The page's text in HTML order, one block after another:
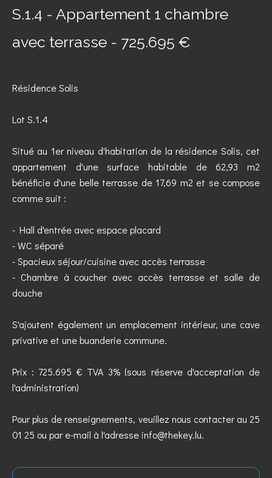
S.1.4 - Appartement 1 chambre
avec terrasse - 725.695 €
Résidence Solis
Lot S.1.4
Situé au 1er niveau d'habitation de la résidence Solis, cet
appartement d'une surface habitable de 62,93 m2
bénéficie d'une belle terrasse de 17,69 m2 et se compose
comme suit :
- Hall d'entrée avec espace placard
- WC séparé
- Spacieux séjour/cuisine avec accès terrasse
- Chambre à coucher avec accès terrasse et salle de
douche
S'ajoutent également un emplacement intérieur, une cave
privative et une buanderie commune.
Prix : 725.695 € TVA 3% (sous réserve d'acceptation de
l'administration)
Pour plus de renseignements, veuillez nous contacter au 25
01 25 ou par e-mail à l'adresse info@thekey.lu.